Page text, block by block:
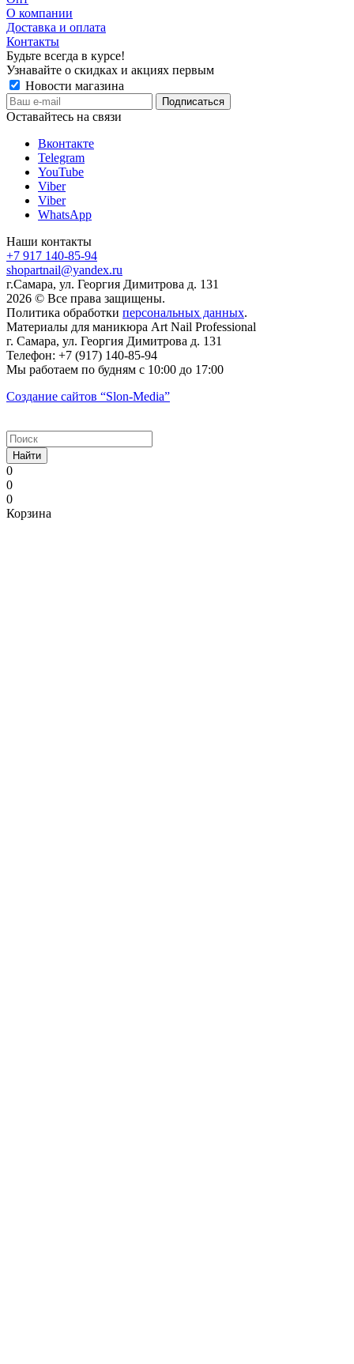
О компании
Доставка и оплата
Контакты
Будьте всегда в курсе!
Узнавайте о скидках и акциях первым
Новости магазина
Оставайтесь на связи
Вконтакте
Telegram
YouTube
Viber
Viber
WhatsApp
Наши контакты
+7 917 140-85-94
shopartnail@yandex.ru
г.Самара, ул. Георгия Димитрова д. 131
2026 © Все права защищены.
Политика обработки персональных данных.
Материалы для маникюра Art Nail Professional
г. Самара, ул. Георгия Димитрова д. 131
Телефон: +7 (917) 140-85-94
Мы работаем по будням с 10:00 до 17:00
Создание сайтов “Slon-Media”
Найти
0
0
0
Корзина